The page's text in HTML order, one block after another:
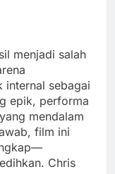
menjadi salah
internal sebagai
epik, performa
mendalam
film ini
Chris